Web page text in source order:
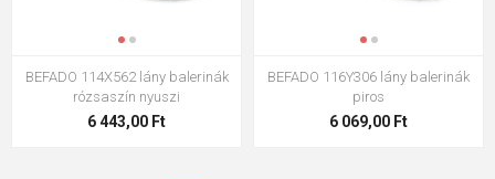
BEFADO 116Y306 lány balerinák
piros
6 069,00 Ft
BEFADO 143X001 BAREFOOT
balettcipő színes
9 894,00 Ft